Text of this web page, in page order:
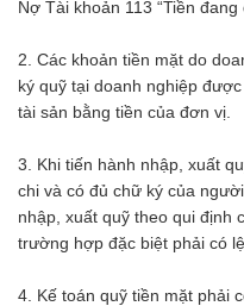
Nợ Tài khoản 113 “Tiền đang
2. Các khoản tiền mặt do
ký quỹ tại doanh nghiệp
tài sản bằng tiền của đơn vị.
3. Khi tiến hành nhập, xuất
chi và có đủ chữ ký của
nhập, xuất quỹ theo qui định
trường hợp đặc biệt phải có
4. Kế toán quỹ tiền mặt phải